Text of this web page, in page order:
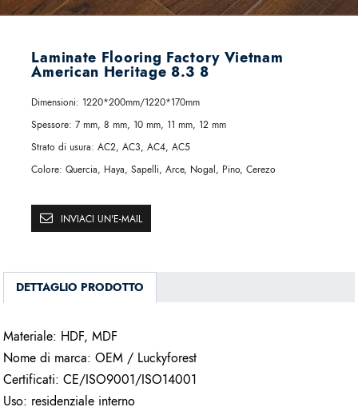
Laminate Flooring Factory Vietnam
American Heritage 8.3 8
Dimensioni: 1220*200mm/1220*170mm
Spessore: 7 mm, 8 mm, 10 mm, 11 mm, 12 mm
Strato di usura: AC2, AC3, AC4, AC5
Colore: Quercia, Haya, Sapelli, Arce, Nogal, Pino, Cerezo
INVIACI UN'E-MAIL
DETTAGLIO PRODOTTO
Materiale: HDF, MDF
Nome di marca: OEM / Luckyforest
Certificati: CE/ISO9001/ISO14001
Uso: residenziale interno